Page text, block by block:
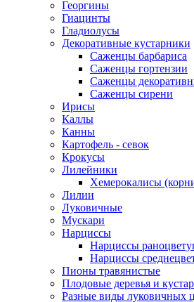
Георгины
Гиацинты
Гладиолусы
Декоративные кустарники
Саженцы барбариса
Саженцы гортензии
Саженцы
Саженцы сирени
Ирисы
Каллы
Канны
Картофель - севок
Крокусы
Лилейники
Хемерокалисы
Лилии
Луковичные
Мускари
Нарциссы
Нарциссы
Нарциссы
Пионы травянистые
Плодовые деревья и
Разные виды луковичных